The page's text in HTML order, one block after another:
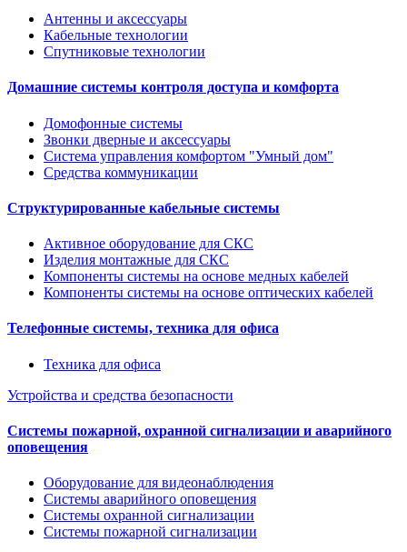
Антенны и аксессуары
Кабельные технологии
Спутниковые технологии
Домашние системы контроля доступа и комфорта
Домофонные системы
Звонки дверные и аксессуары
Система управления комфортом "Умный дом"
Средства коммуникации
Структурированные кабельные системы
Активное оборудование для СКС
Изделия монтажные для СКС
Компоненты системы на основе медных кабелей
Компоненты системы на основе оптических кабелей
Телефонные системы, техника для офиса
Техника для офиса
Устройства и средства безопасности
Системы пожарной, охранной сигнализации и аварийного
оповещения
Оборудование для видеонаблюдения
Системы аварийного оповещения
Системы охранной сигнализации
Системы пожарной сигнализации